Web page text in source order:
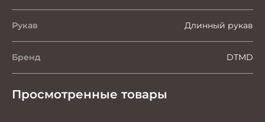
Рукав Длинный рукав
Бренд DTMD
Просмотренные товары